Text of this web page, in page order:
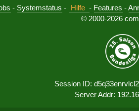
- Systemstatus - Hilfe - Features -
© 2000-2026
Session ID:
Server Addr: